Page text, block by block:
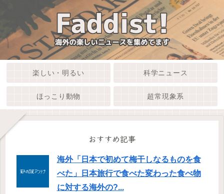
楽しい・明るい 科学ニュース
ほっこり動物 超常現象系
おすすめ記事
海外「日本で初めて梅干しなるものを食
べた」日本旅行で食べた変わった食べ物
に対する海外の?...